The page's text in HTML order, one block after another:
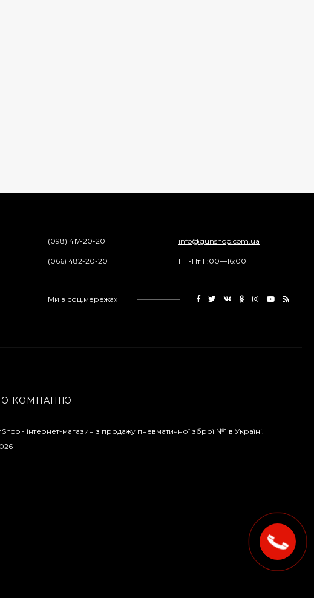
(098) 417-20-20
(066) 482-20-20
info@gunshop.com.ua
Пн-Пт 11:00—16:00
Ми в соц.мережах
КОМПАНІЮ
- інтернет-магазин з продажу пневматичної зброї №1 в Україні.